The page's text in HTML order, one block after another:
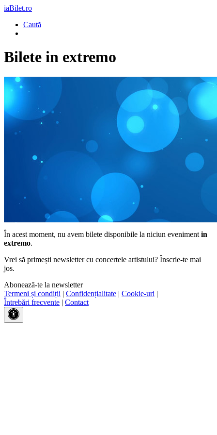
iaBilet.ro
Caută
Bilete in extremo
În acest moment, nu avem bilete disponibile la niciun eveniment in
extremo.
Vrei să primești newsletter cu concertele artistului? Înscrie-te mai
jos.
Abonează-te la newsletter
Termeni și condiții | Confidențialitate | Cookie-uri |
Întrebări frecvente | Contact